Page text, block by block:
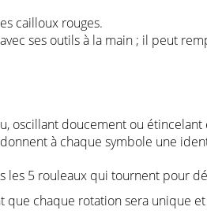
cailloux rouges.
ses outils à la main ; il peut
doucement ou étincelant
à chaque symbole une
les 5 rouleaux qui tournent pour
chaque rotation sera unique